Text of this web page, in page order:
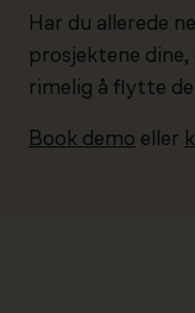
Har du allerede
prosjektene
rimelig å flytte
Book demo eller